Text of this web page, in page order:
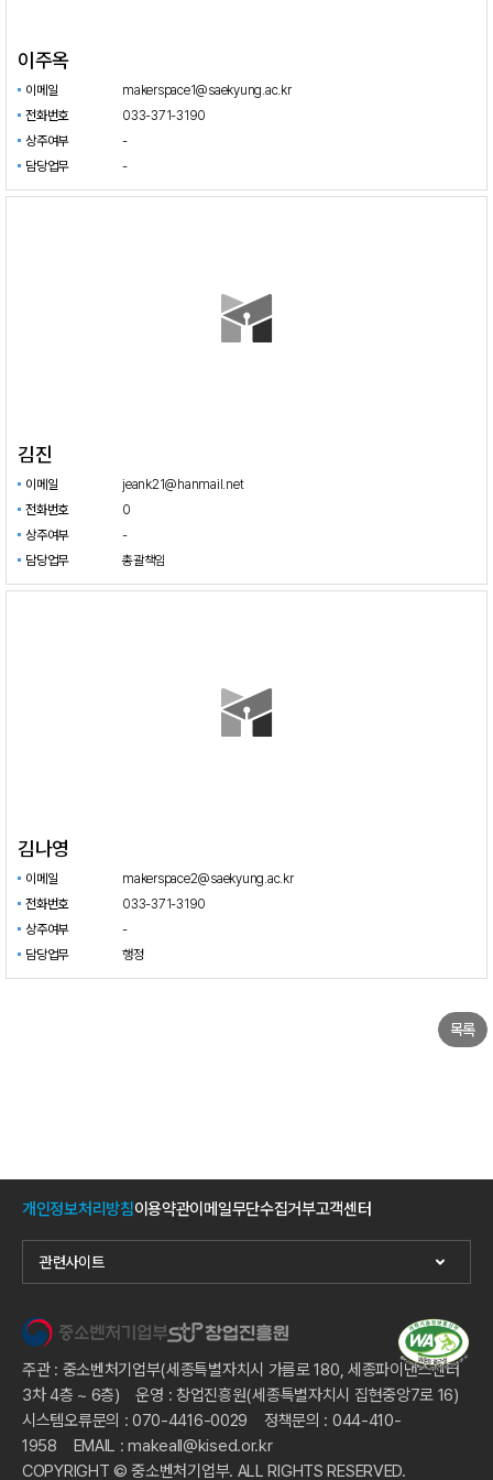
이주옥
이메일
makerspace1@saekyung.ac.kr
전화번호
033-371-3190
상주여부
-
담당업무
-
김진
이메일
jeank21@hanmail.net
전화번호
0
상주여부
-
담당업무
총괄책임
김나영
이메일
makerspace2@saekyung.ac.kr
전화번호
033-371-3190
상주여부
-
담당업무
행정
목록
개인정보처리방침이용약관이메일무단수집거부고객센터
관련사이트
주관 : 중소벤처기업부(세종특별자치시 가름로 180, 세종파이낸스센터
3차 4층 ~ 6층) 운영 : 창업진흥원(세종특별자치시 집현중앙7로 16)
시스템오류문의 : 070-4416-0029 정책문의 : 044-410-
1958 EMAIL : makeall@kised.or.kr
COPYRIGHT © 중소벤처기업부. ALL RIGHTS RESERVED.